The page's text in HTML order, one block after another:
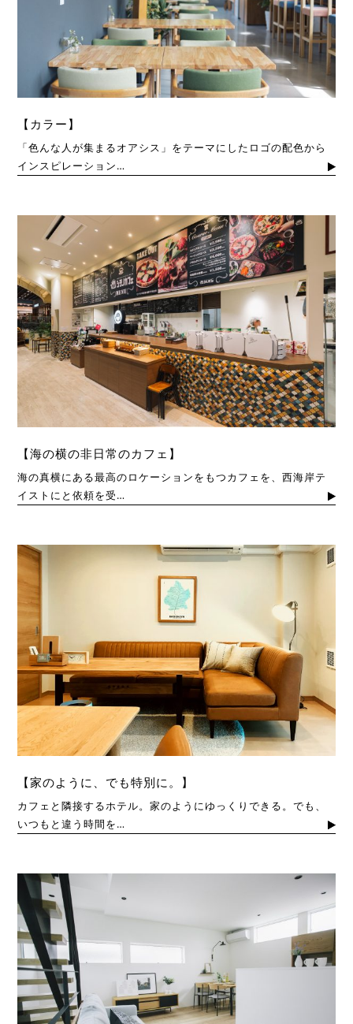
【カラー】
「色んな人が集まるオアシス」をテーマにしたロゴの配色から
インスピレーション…
【海の横の非日常のカフェ】
海の真横にある最高のロケーションをもつカフェを、西海岸テ
イストにと依頼を受…
【家のように、でも特別に。】
カフェと隣接するホテル。家のようにゆっくりできる。でも、
いつもと違う時間を…